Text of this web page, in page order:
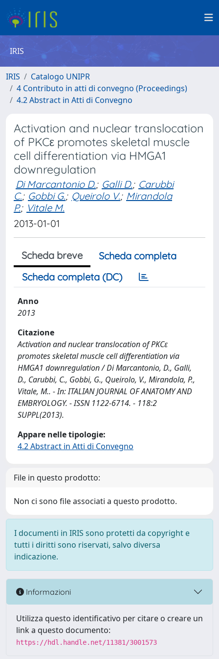
IRIS
IRIS
Catalogo UNIPR
4 Contributo in atti di convegno (Proceedings)
4.2 Abstract in Atti di Convegno
Activation and nuclear translocation
of PKCε promotes skeletal muscle
cell differentiation via HMGA1
downregulation
Di Marcantonio D.; Galli D.; Carubbi
C.; Gobbi G.; Queirolo V.; Mirandola
P.; Vitale M.
2013-01-01
Scheda breve
Scheda completa
Scheda completa (DC)
Anno
2013
Citazione
Activation and nuclear translocation of PKCε
promotes skeletal muscle cell differentiation via
HMGA1 downregulation / Di Marcantonio, D., Galli,
D., Carubbi, C., Gobbi, G., Queirolo, V., Mirandola, P.,
Vitale, M.. - In: ITALIAN JOURNAL OF ANATOMY AND
EMBRYOLOGY. - ISSN 1122-6714. - 118:2
SUPPL(2013).
Appare nelle tipologie:
4.2 Abstract in Atti di Convegno
File in questo prodotto:
Non ci sono file associati a questo prodotto.
I documenti in IRIS sono protetti da copyright e
tutti i diritti sono riservati, salvo diversa
indicazione.
Informazioni
Utilizza questo identificativo per citare o creare un
link a questo documento:
https://hdl.handle.net/11381/3001573